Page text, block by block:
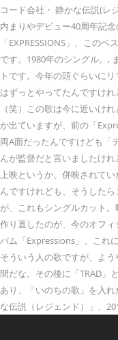
コード会社・ 静かな伝説(レ
内まりやデビュー40周年記
「EXPRESSIONS」、この
です。1980年のシングル。,
トです。今年の頭ぐらいに
はずっとやってたんですけ
（笑）この歌は今に近いけ
か出ていますが、前の「
両A面だったんですけども「
んが監督だと言いましたけ
上映というか、併映されて
んですけれども、そうした
が、これもシングルカット
作り直したのが、今のオフ
バム「Expressions」、これ
そういう人の歌ですが、よ
間だな。その後に「TRAD」
あり、「いのちの歌」を入
な伝説（レジェンド）」、